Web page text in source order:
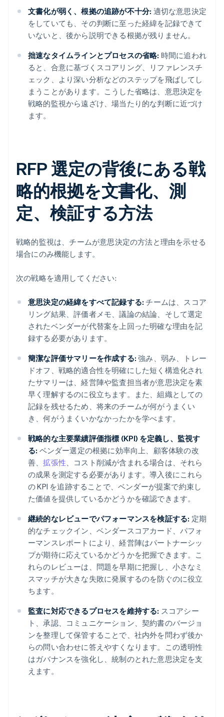
文書化が弱く、根拠の追跡が不十分: 適切な意思決定
をしていても、その判断に至った経緯を記録できて
いないと、後から説明できる根拠が残りません。
拙速なタイムラインとプロセスの省略: 時間に追われ
ると、合意に基づくスコアリング、リファレンスチ
ェック、より深い分析などのステップを飛ばしてし
まうことがあります。こうした省略は、意思決定を
戦略的監視から遠ざけ、場当たり的な判断に近づけ
ます。
RFP 選定の背後にある戦
略的根拠を文書化、測
定、検証する方法
戦略的監視は、チームが意思決定の方法と理由を示せる
場合にのみ機能します。
次の戦略を適用してください:
意思決定の経緯をすべて記録する: チームは、スコア
リング結果、評価者メモ、議論の結論、そして選定
されたベンダーが代替案を上回った明確な理由を記
録する必要があります。
簡潔な評価サマリーを作成する: 強み、弱み、トレー
ドオフ、戦略的適合性を明確にした短く構造化され
たサマリーは、経営陣や監査担当者が意思決定を素
早く理解するのに役立ちます。また、組織としての
記録を残せるため、将来のチームが何がうまくい
き、何がうまくいかなかったかを学べます。
戦略的な主要業績評価指標 (KPI) を定義し、監視す
る: ベンダー選定の根拠に効率向上、顧客体験の改
善、拡張性、コスト削減が含まれる場合は、それら
の成果を測定する必要があります。導入後にこれら
の KPI を追跡することで、ベンダーが提案で約束し
た価値を提供しているかどうかを確認できます。
継続的なレビューでパフォーマンスを検証する: 定期
的なチェックイン、ベンダースコアカード、パフォ
ーマンスレポートにより、経営陣はパートナーシッ
プが期待に応えているかどうかを把握できます。こ
れらのレビューは、問題を早期に把握し、小さなミ
スマッチが大きな失敗に発展するのを防ぐのに役立
ちます。
監査に対応できるプロセスを維持する: スコアシー
ト、承認、コミュニケーション、契約書のバージョ
ンを整理して保管することで、社内外を問わず後か
らの問い合わせに答えやすくなります。この透明性
はガバナンスを強化し、統制のとれた意思決定を支
えます。